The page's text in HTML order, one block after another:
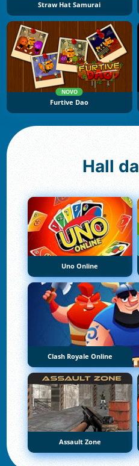
Straw Hat Samurai
NOVO
Furtive Dao
Hall da
Uno Online
Clash Royale Online
Assault Zone